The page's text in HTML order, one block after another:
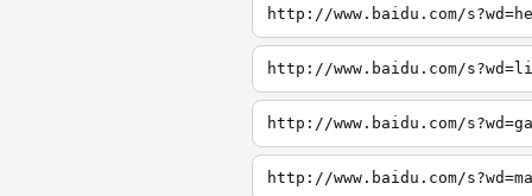
http://www.baidu.com/
http://www.baidu.com/
http://www.baidu.com/
http://www.baidu.com/